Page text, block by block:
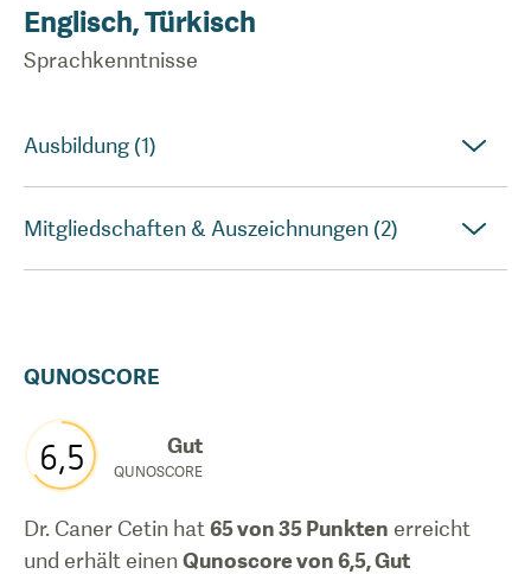
Englisch, Türkisch
Sprachkenntnisse
Ausbildung (1)
Mitgliedschaften & Auszeichnungen (2)
QUNOSCORE
6,5 Gut
QUNOSCORE
Dr. Caner Cetin hat 65von 35 Punkten erreicht
und erhält einenQunoscore von 6,5,Gut